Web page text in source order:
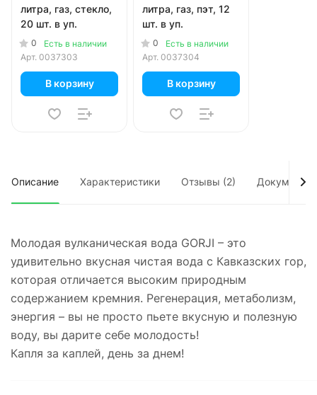
литра, газ, стекло,
20 шт. в уп.
0
Есть в наличии
Арт. 0037303
В корзину
литра, газ, пэт, 12
шт. в уп.
0
Есть в наличии
Арт. 0037304
В корзину
Описание Характеристики Отзывы (2) Документы
Молодая вулканическая вода GORJI – это
удивительно вкусная чистая вода с Кавказских гор,
которая отличается высоким природным
содержанием кремния. Регенерация, метаболизм,
энергия – вы не просто пьете вкусную и полезную
воду, вы дарите себе молодость!
Капля за каплей, день за днем!